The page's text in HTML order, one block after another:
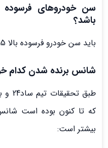
سن خودروهای فرسوده
باشد؟
باید سن خودرو فرسوده بالا 15 سال باشد.
شانس برنده شدن کدام
که تا کنون بوده است
بیشتر است: